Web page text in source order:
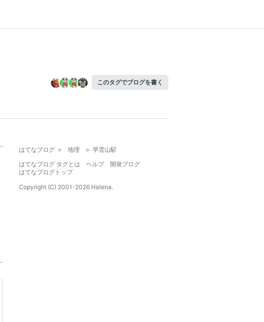
このタグでブログを書く
はてなブログ > 地理 > 早雲山駅
はてなブログ タグとは
ヘルプ
開発ブログ
はてなブログトップ
Copyright (C) 2001-2026 Hatena.